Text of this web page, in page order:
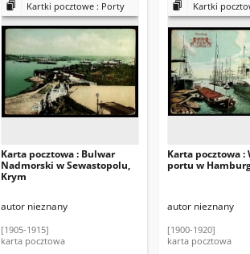
Kartki pocztowe : Porty
Karta pocztowa : Bulwar
Nadmorski w Sewastopolu,
Krym
autor nieznany
[1905-1915]
karta pocztowa
Kartki
Karta pocztowa :
portu w
autor nieznany
[1900-1920]
karta pocztowa